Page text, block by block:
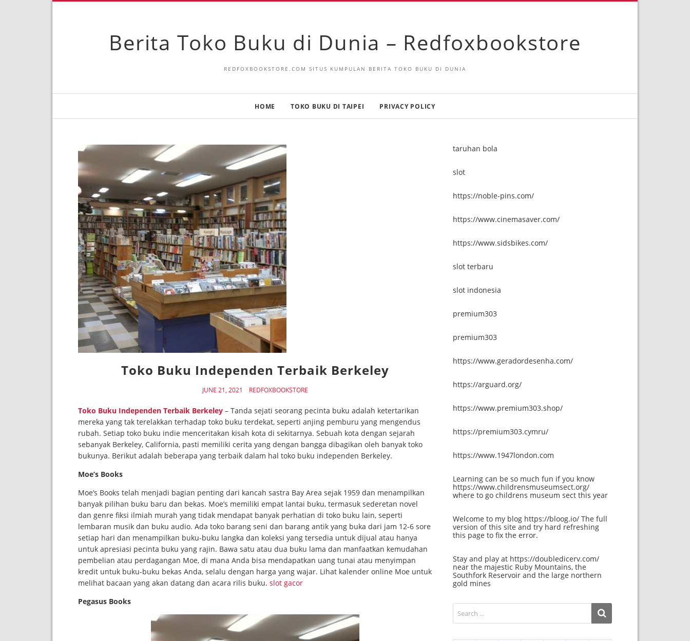
Berita Toko Buku di Dunia – Redfoxbookstore
REDFOXBOOKSTORE.COM SITUS KUMPULAN BERITA TOKO BUKU DI DUNIA
HOME TOKO BUKU DI TAIPEI PRIVACY POLICY
Toko Buku Independen Terbaik Berkeley
JUNE 21, 2021 REDFOXBOOKSTORE
Toko Buku Independen Terbaik Berkeley – Tanda sejati seorang pecinta buku adalah ketertarikan
mereka yang tak terelakkan terhadap toko buku terdekat, seperti anjing pemburu yang mengendus
rubah. Setiap toko buku indie menceritakan kisah kota di sekitarnya. Sebuah kota dengan sejarah
sebanyak Berkeley, California, pasti memiliki cerita yang dengan bangga dibagikan oleh banyak toko
bukunya. Berikut adalah beberapa yang terbaik dalam hal toko buku independen Berkeley.
Moe’s Books
Moe’s Books telah menjadi bagian penting dari kancah sastra Bay Area sejak 1959 dan menampilkan
banyak pilihan buku baru dan bekas. Moe’s memiliki empat lantai buku, termasuk sederetan novel
dan genre fiksi ilmiah murah yang tidak mendapat banyak perhatian di toko buku lain, seperti
lembaran musik dan buku audio. Ada toko barang seni dan barang antik yang buka dari jam 12-6 sore
setiap hari dan menampilkan buku-buku langka dan koleksi yang tersedia untuk dijual atau hanya
untuk apresiasi pecinta buku yang rajin. Bawa satu atau dua buku lama dan manfaatkan kemudahan
pembelian atau perdagangan Moe, di mana Anda bisa mendapatkan uang tunai atau menyimpan
kredit untuk buku-buku bekas Anda, selalu dengan harga yang wajar. Lihat kalender online Moe untuk
melihat bacaan yang akan datang dan acara rilis buku. slot gacor
Pegasus Books
taruhan bola
slot
https://noble-pins.com/
https://www.cinemasaver.com/
https://www.sidsbikes.com/
slot terbaru
slot indonesia
premium303
premium303
https://www.geradordesenha.com/
https://arguard.org/
https://www.premium303.shop/
https://premium303.cymru/
https://www.1947london.com
Learning can be so much fun if you know
https://www.childrensmuseumsect.org/
where to go childrens museum sect this year
Welcome to my blog https://bloog.io/ The full
version of this site and try hard refreshing
this page to fix the error.
Stay and play at https://doubledicerv.com/
near the majestic Ruby Mountains, the
Southfork Reservoir and the large northern
gold mines